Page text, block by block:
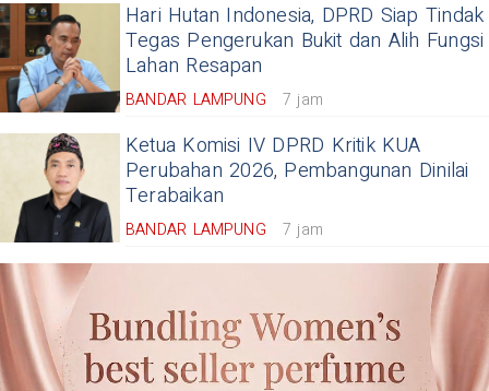
Hari Hutan Indonesia, DPRD Siap Tindak
Tegas Pengerukan Bukit dan Alih Fungsi
Lahan Resapan
BANDAR LAMPUNG 7 jam
Ketua Komisi IV DPRD Kritik KUA
Perubahan 2026, Pembangunan Dinilai
Terabaikan
BANDAR LAMPUNG 7 jam